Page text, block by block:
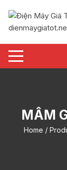
nội
MÂM
Home /